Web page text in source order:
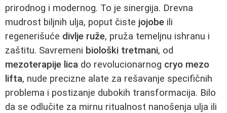
prirodnog i modernog. To je sinergija. Drevna
mudrost biljnih ulja, poput čiste jojobe ili
regenerišuće divlje ruže, pruža temeljnu ishranu i
zaštitu. Savremeni biološki tretmani, od
mezoterapije lica do revolucionarnog cryo mezo
lifta, nude precizne alate za rešavanje specifičnih
problema i postizanje dubokih transformacija. Bilo
da se odlučite za mirnu ritualnost nanošenja ulja ili